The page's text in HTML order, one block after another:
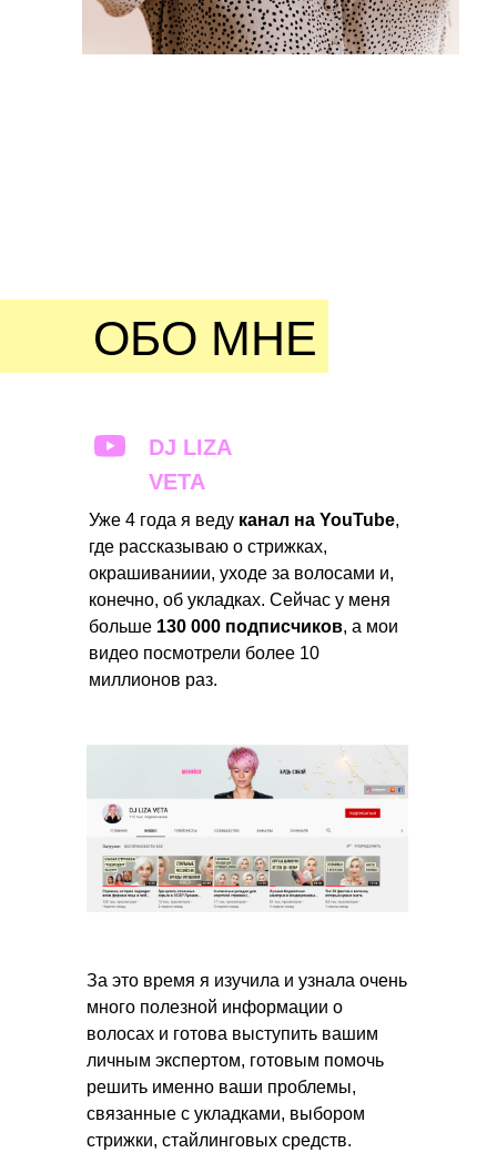
ОБО МНЕ
Уже 4 года я веду канал на YouTube,
где рассказываю о стрижках,
окрашиваниии, уходе за волосами и,
конечно, об укладках. Сейчас у меня
больше 130 000 подписчиков, а мои
видео посмотрели более 10
миллионов раз.
DJ LIZA
VETA
За это время я изучила и узнала очень
много полезной информации о
волосах и готова выступить вашим
личным экспертом, готовым помочь
решить именно ваши проблемы,
связанные с укладками, выбором
стрижки, стайлинговых средств.